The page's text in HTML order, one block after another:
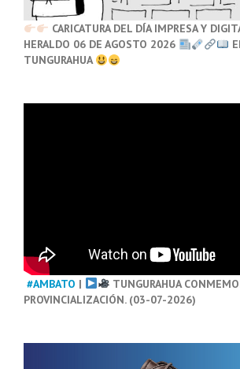
CARICATURA DEL DÍA IMPRESA Y
HERALDO 06 DE AGOSTO 2026
TUNGURAHUA
#AMBATO |
TUNGURAHUA
PROVINCIALIZACIÓN. (03-07-2026)